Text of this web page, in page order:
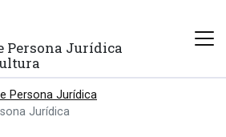
Persona Jurídica
Persona Jurídica
Jurídica